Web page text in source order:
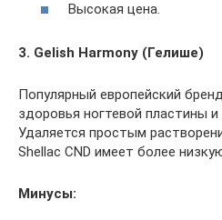
Высокая цена.
3. Gelish Harmony (Гелише)
Популярный европейский
здоровья ногтевой пластины
Удаляется простым
Shellac CND имеет более
Минусы: